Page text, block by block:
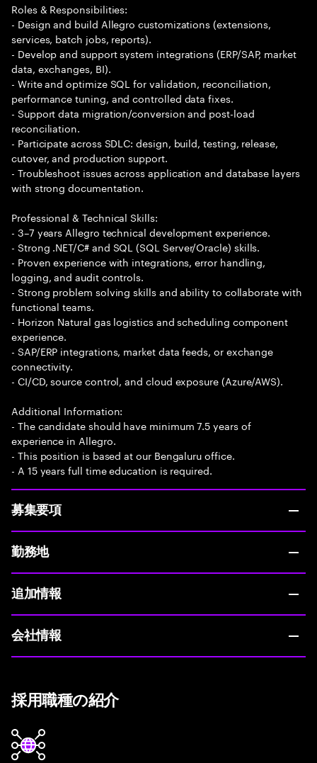
Roles & Responsibilities:
- Design and build Allegro customizations (extensions,
services, batch jobs, reports).
- Develop and support system integrations (ERP/SAP, market
data, exchanges, BI).
- Write and optimize SQL for validation, reconciliation,
performance tuning, and controlled data fixes.
- Support data migration/conversion and post-load
reconciliation.
- Participate across SDLC: design, build, testing, release,
cutover, and production support.
- Troubleshoot issues across application and database layers
with strong documentation.
Professional & Technical Skills:
- 3–7 years Allegro technical development experience.
- Strong .NET/C# and SQL (SQL Server/Oracle) skills.
- Proven experience with integrations, error handling,
logging, and audit controls.
- Strong problem solving skills and ability to collaborate with
functional teams.
- Horizon Natural gas logistics and scheduling component
experience.
- SAP/ERP integrations, market data feeds, or exchange
connectivity.
- CI/CD, source control, and cloud exposure (Azure/AWS).
Additional Information:
- The candidate should have minimum 7.5 years of
experience in Allegro.
- This position is based at our Bengaluru office.
- A 15 years full time education is required.
募集要項
勤務地
追加情報
会社情報
採用職種の紹介